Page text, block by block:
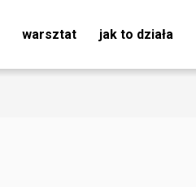
warsztat jak to działa